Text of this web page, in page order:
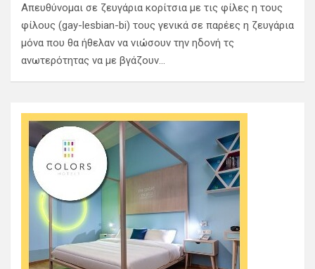
Απευθύνομαι σε ζευγάρια κορίτσια με τις φίλες η τους
φίλους (gay-lesbian-bi) τους γενικά σε παρέες η ζευγάρια
μόνα που θα ήθελαν να νιώσουν την ηδονή τς
ανωτερότητας να με βγάζουν…